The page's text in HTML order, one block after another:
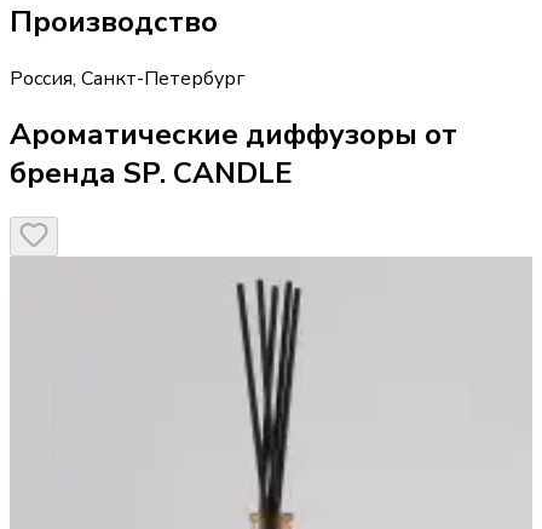
Производство
Россия, Санкт-Петербург
Ароматические диффузоры от
бренда SP. CANDLE